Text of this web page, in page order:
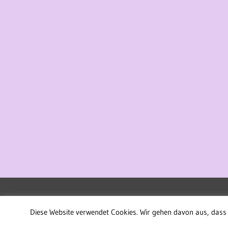
Diese Website verwendet Cookies. Wir gehen davon aus,